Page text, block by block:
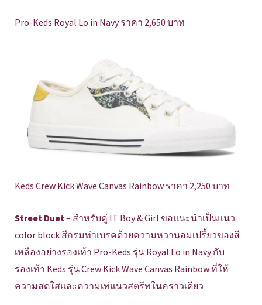
Pro-Keds Royal Lo in Navy ราคา 2,650 บาท
Keds Crew Kick Wave Canvas Rainbow ราคา 2,250 บาท
Street Duet– สำหรับคู่ IT Boy & Girl ขอแนะนำเป็นแนว
color block สีกรมท่าเบรคด้วยความหวานอมเปรี้ยวของสี
เหลืองอย่างรองเท้า Pro-Keds รุ่น Royal Lo in Navy กับ
รองเท้า Keds รุ่น Crew Kick Wave Canvas Rainbow ที่ให้
ความสดใสและความเท่แนวสตรีทในคราวเดียว